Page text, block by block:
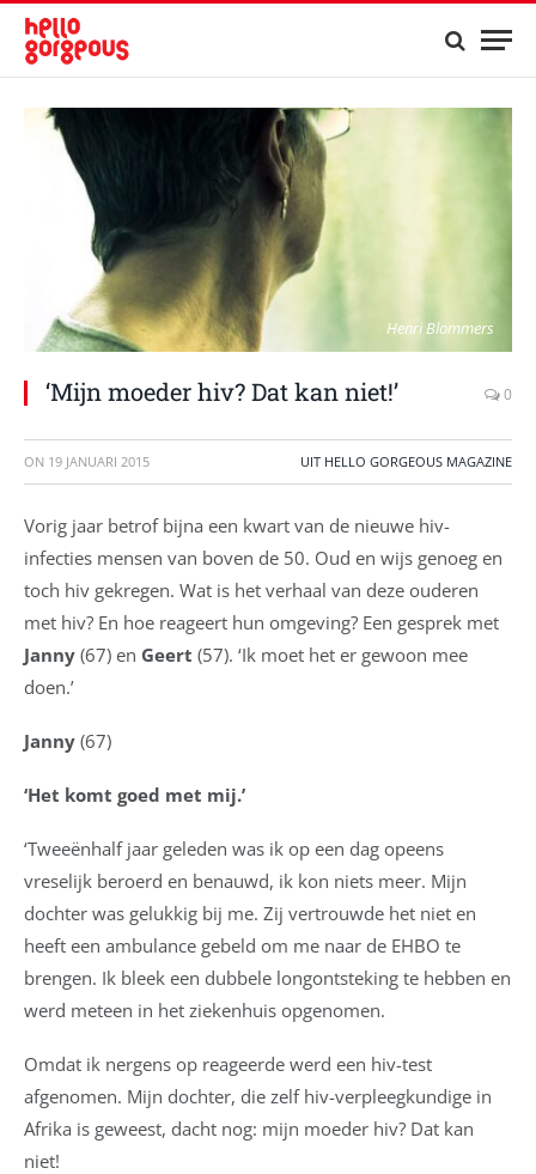
Henri Blommers
‘Mijn moeder hiv? Dat kan niet!’ 0
ON 19 JANUARI 2015 UIT HELLO GORGEOUS MAGAZINE
Vorig jaar betrof bijna een kwart van de nieuwe hiv-
infecties mensen van boven de 50. Oud en wijs genoeg en
toch hiv gekregen. Wat is het verhaal van deze ouderen
met hiv? En hoe reageert hun omgeving? Een gesprek met
Janny (67) en Geert (57). ‘Ik moet het er gewoon mee
doen.’
Janny (67)
‘Het komt goed met mij.’
‘Tweeënhalf jaar geleden was ik op een dag opeens
vreselijk beroerd en benauwd, ik kon niets meer. Mijn
dochter was gelukkig bij me. Zij vertrouwde het niet en
heeft een ambulance gebeld om me naar de EHBO te
brengen. Ik bleek een dubbele longontsteking te hebben en
werd meteen in het ziekenhuis opgenomen.
Omdat ik nergens op reageerde werd een hiv-test
afgenomen. Mijn dochter, die zelf hiv-verpleegkundige in
Afrika is geweest, dacht nog: mijn moeder hiv? Dat kan
niet!